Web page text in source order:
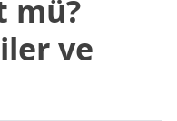
mü?
ve